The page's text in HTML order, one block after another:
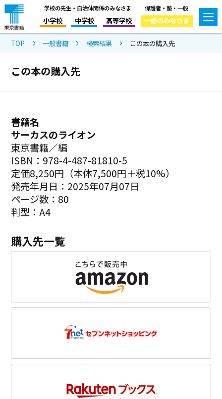
学校の先生・自治体関係のみなさま
小学校 中学校 高等学校
保護者・塾・一般
一般のみなさま
TOP 一般書籍 検索結果 この本の購入先
この本の購入先
書籍名
サーカスのライオン
東京書籍／編
ISBN：978-4-487-81810-5
定価8,250円（本体7,500円＋税10%）
発売年月日：2025年07月07日
ページ数：80
判型：A4
購入先一覧